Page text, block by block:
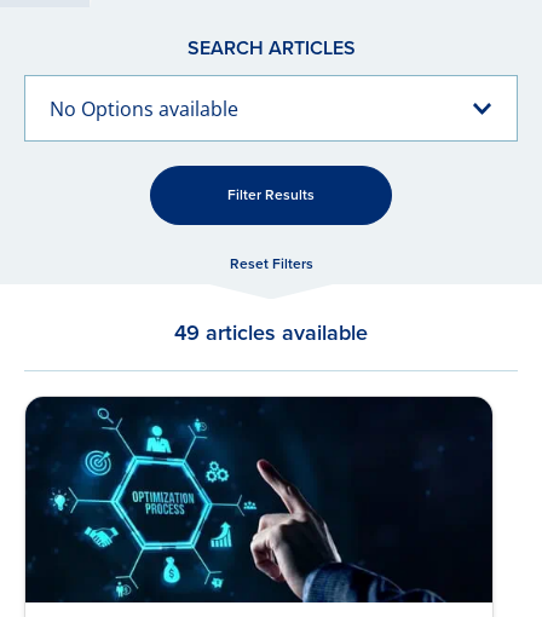
SEARCH ARTICLES
No Options available
Filter Results
Reset Filters
49 articles available